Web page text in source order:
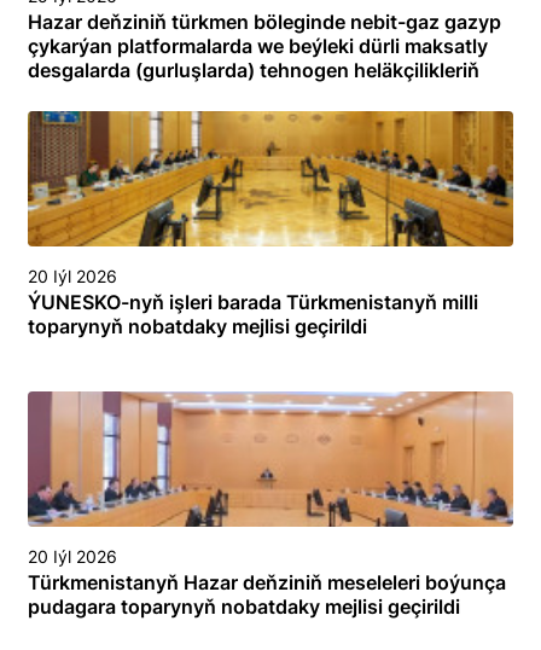
Hazar deňziniň türkmen böleginde nebit-gaz gazyp
çykarýan platformalarda we beýleki dürli maksatly
desgalarda (gurluşlarda) tehnogen heläkçilikleriň
toplumlaýyn türgenleşik okuwy
20 Iýl 2026
ÝUNESKO-nyň işleri barada Türkmenistanyň milli
toparynyň nobatdaky mejlisi geçirildi
20 Iýl 2026
Türkmenistanyň Hazar deňziniň meseleleri boýunça
pudagara toparynyň nobatdaky mejlisi geçirildi